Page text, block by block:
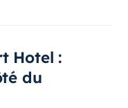
Hotel :
du